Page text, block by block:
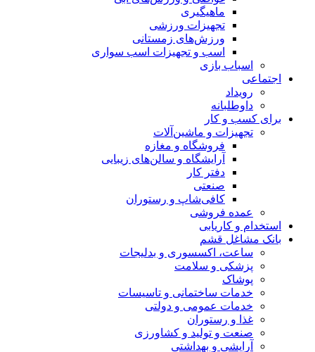
ماهیگیری
تجهیزات ورزشی
ورزش‌های زمستانی
اسب و تجهیزات اسب سواری
اسباب‌ بازی
اجتماعی
رویداد
داوطلبانه
برای کسب و کار
تجهیزات و ماشین‌آلات
فروشگاه و مغازه
آرایشگاه و سالن‌های زیبایی
دفتر کار
صنعتی
کافی‌شاپ و رستوران
عمده فروشی
استخدام و کاریابی
بانک مشاغل قشم
ساعت، اکسسوری و بدلیجات
پزشکی و سلامت
پوشاک
خدمات ساختمانی و تاسیسات
خدمات عمومی و دولتی
غذا و رستوران
صنعت و تولید و کشاورزی
آرایشی و بهداشتی